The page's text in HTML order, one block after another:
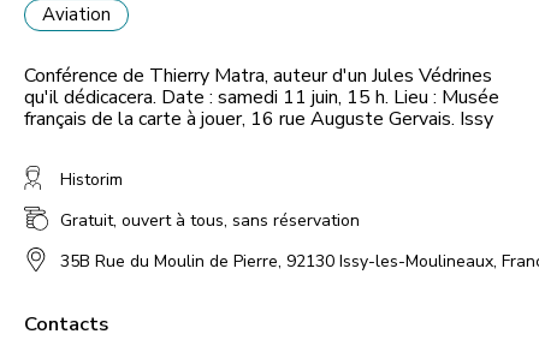
Aviation
Conférence de Thierry Matra, auteur d'un Jules Védrines
qu'il dédicacera. Date : samedi 11 juin, 15 h. Lieu : Musée
français de la carte à jouer, 16 rue Auguste Gervais. Issy
Historim
Gratuit, ouvert à tous, sans réservation
35B Rue du Moulin de Pierre, 92130 Issy-les-Moulineaux,
Contacts